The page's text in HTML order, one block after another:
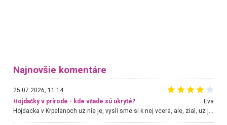
Najnovšie komentáre
25.07.2026, 11:14
Hojdačky v prírode - kde všade sú ukryté?
Eva
Hojdacka v Krpelanoch uz nie je, vysli sme si k nej vcera, ale, zial, uz je znicena. Ak sem planujete cestu len kvoli hojdacke, mozete si ju usetrit. Krasny vyhlad je tu vsak aj bez hojdacky :-)